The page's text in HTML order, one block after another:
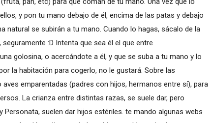
y pon tu mano debajo de él, encima de las patas y debajo
natural se subirán a tu mano. Cuando lo hagas, sácalo de la
:D Intenta que sea él el que entre
golosina, o acercándote a él, y que se suba a tu mano y lo
la habitación para cogerlo, no le gustará. Sobre las
emparentadas (padres con hijos, hermanos entre sí), para
La crianza entre distintas razas, se suele dar, pero
Personata, suelen dar hijos estériles. te mando algunas webs